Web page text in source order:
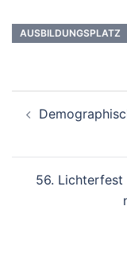
AUSBILDUNGSPLATZ
Navigation
56. Lichterfest